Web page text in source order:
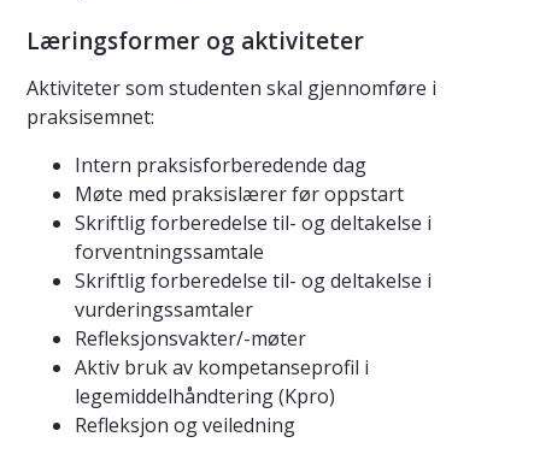
Læringsformer og aktiviteter
Aktiviteter som studenten skal gjennomføre i
praksisemnet:
Intern praksisforberedende dag
Møte med praksislærer før oppstart
Skriftlig forberedelse til- og deltakelse i
forventningssamtale
Skriftlig forberedelse til- og deltakelse i
vurderingssamtaler
Refleksjonsvakter/-møter
Aktiv bruk av kompetanseprofil i
legemiddelhåndtering (Kpro)
Refleksjon og veiledning